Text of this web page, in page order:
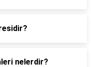
nelerdir?